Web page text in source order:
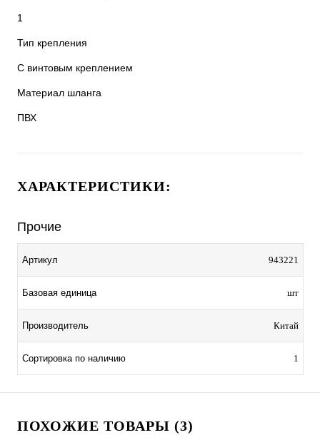
1
Тип крепления
С винтовым креплением
Материал шланга
ПВХ
ХАРАКТЕРИСТИКИ:
Прочие
Артикул 943221
Базовая единица шт
Производитель Китай
Сортировка по наличию 1
ПОХОЖИЕ ТОВАРЫ (3)